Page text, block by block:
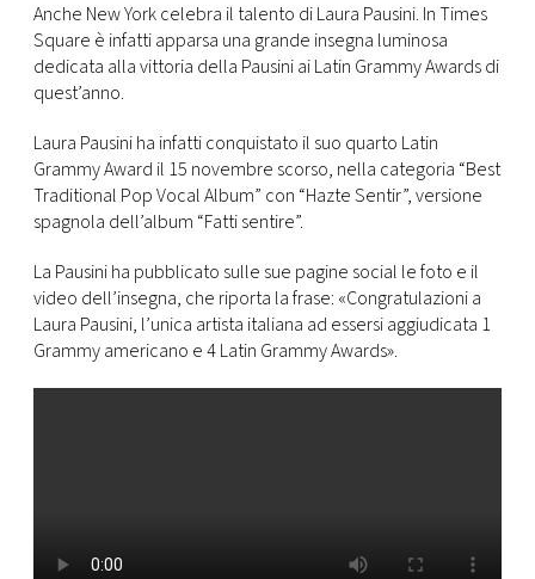
TV
PRINCIPATO
DI
MONACO
RMC
CONSIGLIA
Anche New York celebra il talento di Laura Pausini. In Times
Square è infatti apparsa una grande insegna luminosa
dedicata alla vittoria della Pausini ai Latin Grammy Awards di
quest’anno.
Laura Pausini ha infatti conquistato il suo quarto Latin
Grammy Award il 15 novembre scorso, nella categoria “Best
Traditional Pop Vocal Album” con “Hazte Sentir”, versione
spagnola dell’album “Fatti sentire”.
La Pausini ha pubblicato sulle sue pagine social le foto e il
video dell’insegna, che riporta la frase: «Congratulazioni a
Laura Pausini, l’unica artista italiana ad essersi aggiudicata 1
Grammy americano e 4 Latin Grammy Awards».